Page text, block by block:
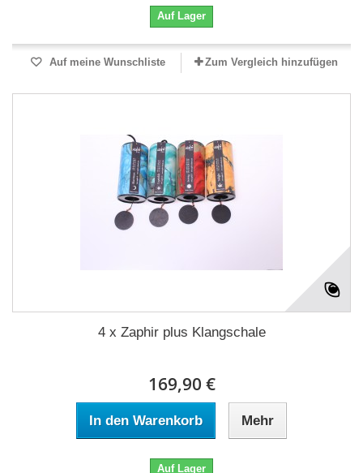
Auf Lager
Auf meine Wunschliste Zum Vergleich hinzufügen
4 x Zaphir plus Klangschale
169,90 €
In den Warenkorb Mehr
Auf Lager